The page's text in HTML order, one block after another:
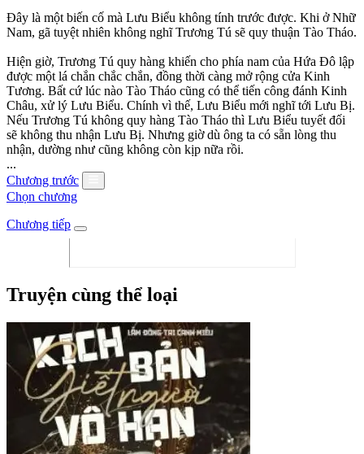
Đây là một biến cố mà Lưu Biểu không tính trước được. Khi ở Nhữ
Nam, gã tuyệt nhiên không nghĩ Trương Tú sẽ quy thuận Tào Tháo.
Hiện giờ, Trương Tú quy hàng khiến cho phía nam của Hứa Đô lập
được một lá chắn chắc chắn, đồng thời càng mở rộng cửa Kinh
Tương. Bất cứ lúc nào Tào Tháo cũng có thể tiến công đánh Kinh
Châu, xử lý Lưu Biểu. Chính vì thế, Lưu Biểu mới nghĩ tới Lưu Bị.
Nếu Trương Tú không quy hàng Tào Tháo thì Lưu Biểu tuyết đối
sẽ không thu nhận Lưu Bị. Nhưng giờ dù ông ta có sẵn lòng thu
nhận, dường như cũng không còn kịp nữa rồi.
...
Chương trước
Chọn chương
Chương tiếp
Truyện cùng thể loại